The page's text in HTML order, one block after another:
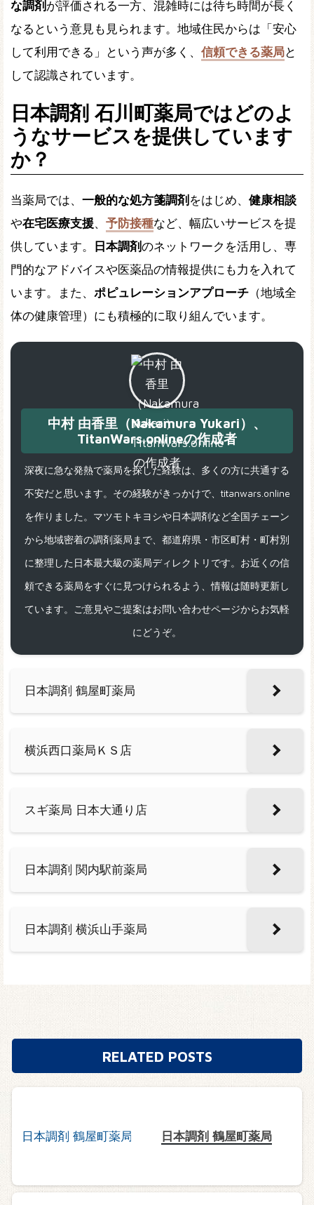
な調剤 が評価される一方、混雑時には待ち時間が長く
なるという意見も見られます。地域住民からは「安心
して利用できる」という声が多く、 信頼できる薬局と
して認識されています。
日本調剤 石川町薬局ではどのよ
うなサービスを提供しています
か？
当薬局では、 一般的な処方箋調剤 をはじめ、 健康相談
や在宅医療支援、 予防接種など、幅広いサービスを提
供しています。 日本調剤のネットワークを活用し、専
門的なアドバイスや医薬品の情報提供にも力を入れて
います。また、 ポピュレーションアプローチ （地域全
体の健康管理）にも積極的に取り組んでいます。
中村 由香里（Nakamura Yukari）、
TitanWars.onlineの作成者
深夜に急な発熱で薬局を探した経験は、多くの方に共通する
不安だと思います。その経験がきっかけで、titanwars.online
を作りました。マツモトキヨシや日本調剤など全国チェーン
から地域密着の調剤薬局まで、都道府県・市区町村・町村別
に整理した日本最大級の薬局ディレクトリです。お近くの信
頼できる薬局をすぐに見つけられるよう、情報は随時更新し
ています。ご意見やご提案はお問い合わせページからお気軽
にどうぞ。
日本調剤 鶴屋町薬局
横浜西口薬局ＫＳ店
スギ薬局 日本大通り店
日本調剤 関内駅前薬局
日本調剤 横浜山手薬局
RELATED POSTS
日本調剤 鶴屋町薬局